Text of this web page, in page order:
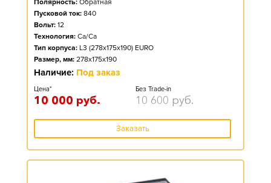
Полярность: Обратная
Пусковой ток: 840
Вольт: 12
Технология: Ca/Ca
Тип корпуса: L3 (278x175x190) EURO
Размер, мм: 278x175x190
Наличие: Под заказ
Цена*
10 000 руб.
Без Trade-in
10 600 руб.
Заказать